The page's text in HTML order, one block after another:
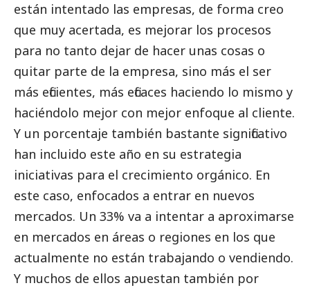
están intentado las empresas, de forma creo
que muy acertada, es mejorar los procesos
para no tanto dejar de hacer unas cosas o
quitar parte de la empresa, sino más el ser
más eficientes, más eficaces haciendo lo mismo y
haciéndolo mejor con mejor enfoque al cliente.
Y un porcentaje también bastante significativo
han incluido este año en su estrategia
iniciativas para el crecimiento orgánico. En
este caso, enfocados a entrar en nuevos
mercados. Un 33% va a intentar a aproximarse
en mercados en áreas o regiones en los que
actualmente no están trabajando o vendiendo.
Y muchos de ellos apuestan también por